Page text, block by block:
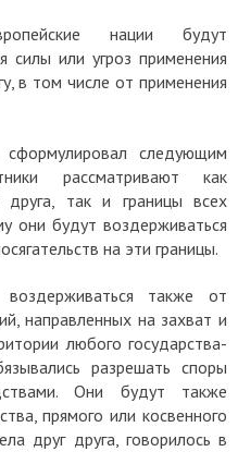
нации будут
силы или угроз применения
в том числе от применения
следующим
рассматривают как
так и границы всех
они будут воздерживаться
на эти границы.
также от
направленных на захват и
любого государства-
разрешать споры
Они будут также
прямого или косвенного
друг друга, говорилось в